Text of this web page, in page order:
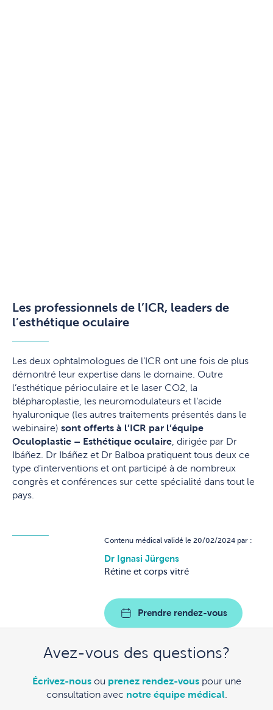
Les professionnels de l’ICR, leaders de
l’esthétique oculaire
Les deux ophtalmologues de l’ICR ont une fois de plus
démontré leur expertise dans le domaine. Outre
l’esthétique périoculaire et le laser CO2, la
blépharoplastie, les neuromodulateurs et l’acide
hyaluronique (les autres traitements présentés dans le
webinaire) sont offerts à l’ICR par l’équipe
Oculoplastie – Esthétique oculaire , dirigée par Dr
Ibáñez. Dr Ibáñez et Dr Balboa pratiquent tous deux ce
type d’interventions et ont participé à de nombreux
congrès et conférences sur cette spécialité dans tout le
pays.
Contenu médical validé le 20/02/2024 par :
Dr Ignasi Jürgens
Rétine et corps vitré
Prendre rendez-vous
Avez-vous des questions?
Écrivez-nousou prenez rendez-vouspour une
consultation avec notre équipe médical.